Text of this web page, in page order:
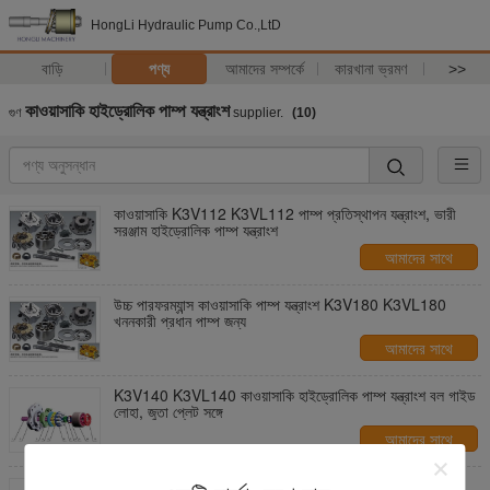
HongLi Hydraulic Pump Co.,LtD
বাড়ি পণ্য আমাদের সম্পর্কে কারখানা ভ্রমণ >>
গুণ কাওয়াসাকি হাইড্রোলিক পাম্প যন্ত্রাংশsupplier. (10)
কাওয়াসাকি K3V112 K3VL112 পাম্প প্রতিস্থাপন যন্ত্রাংশ, ভারী
সরঞ্জাম হাইড্রোলিক পাম্প যন্ত্রাংশ
আমাদের সাথে
উচ্চ পারফরম্যান্স কাওয়াসাকি পাম্প যন্ত্রাংশ K3V180 K3VL180
খননকারী প্রধান পাম্প জন্য
আমাদের সাথে
K3V140 K3VL140 কাওয়াসাকি হাইড্রোলিক পাম্প যন্ত্রাংশ বল গাইড
লোহা, জুতা প্লেট সঙ্গে
আমাদের সাথে
যোগাযোগ করুন
K3V280 K3VL280 কাওয়াসাকি হাইড্রোলিক পাম্প যন্ত্রাংশ ব্যারেল